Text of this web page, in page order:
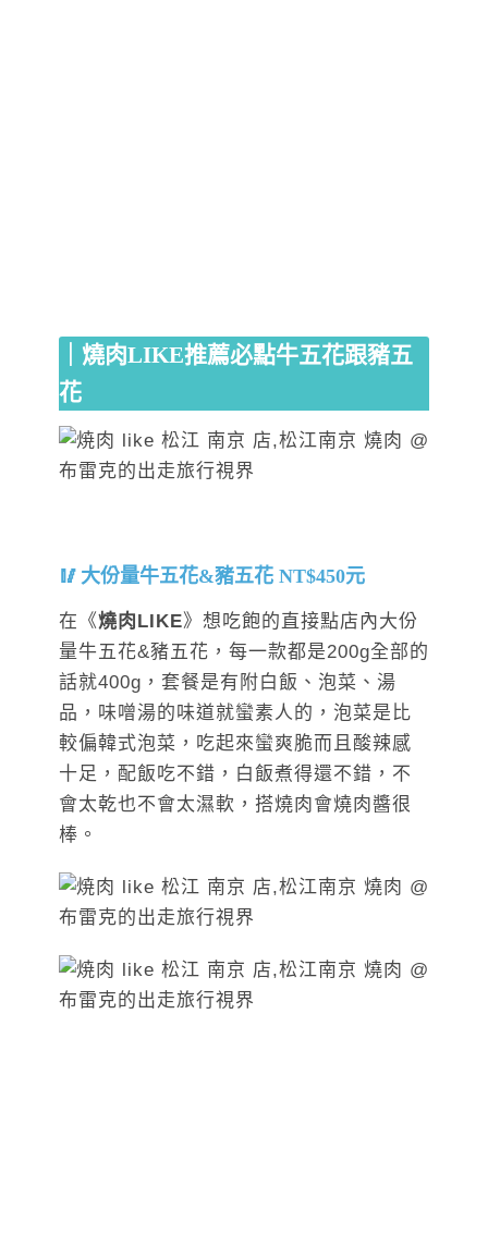
｜燒肉LIKE推薦必點牛五花跟豬五
花
大份量牛五花&豬五花 NT$450元
在《燒肉LIKE》想吃飽的直接點店內大份
量牛五花&豬五花，每一款都是200g全部的
話就400g，套餐是有附白飯、泡菜、湯
品，味噌湯的味道就蠻素人的，泡菜是比
較偏韓式泡菜，吃起來蠻爽脆而且酸辣感
十足，配飯吃不錯，白飯煮得還不錯，不
會太乾也不會太濕軟，搭燒肉會燒肉醬很
棒。